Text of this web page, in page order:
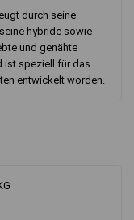
durch seine
hybride sowie
und genähte
ist speziell für das
entwickelt worden.